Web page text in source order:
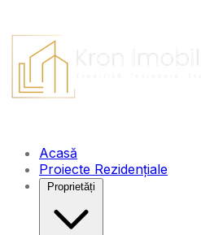
Acasă
Proiecte Rezidențiale
Proprietăți